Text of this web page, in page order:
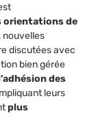
orientations de
nouvelles
discutées avec
bien gérée
des
leurs
plus